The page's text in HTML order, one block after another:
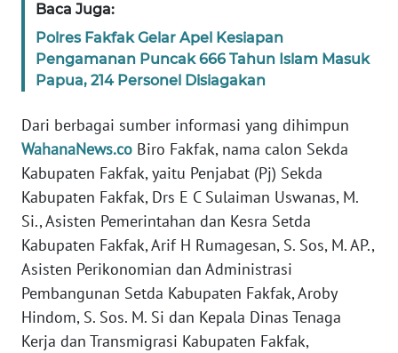
Baca Juga:
Polres Fakfak Gelar Apel Kesiapan
Pengamanan Puncak 666 Tahun Islam Masuk
Papua, 214 Personel Disiagakan
Dari berbagai sumber informasi yang dihimpun
WahanaNews.co Biro Fakfak, nama calon Sekda
Kabupaten Fakfak, yaitu Penjabat (Pj) Sekda
Kabupaten Fakfak, Drs E C Sulaiman Uswanas, M.
Si., Asisten Pemerintahan dan Kesra Setda
Kabupaten Fakfak, Arif H Rumagesan, S. Sos, M. AP.,
Asisten Perikonomian dan Administrasi
Pembangunan Setda Kabupaten Fakfak, Aroby
Hindom, S. Sos. M. Si dan Kepala Dinas Tenaga
Kerja dan Transmigrasi Kabupaten Fakfak,
WN
JAMBI
SULTRA
WN
NTB
WN
SULTENG
SULBAR